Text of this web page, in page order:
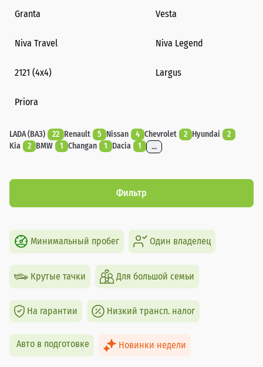
Granta Vesta
Niva Travel Niva Legend
2121 (4x4) Largus
Priora
LADA (ВАЗ) 22 Renault 5 Nissan 4 Chevrolet 2 Hyundai
2
Kia
2 BMW 1 Changan 1 Dacia 1 ...
Фильтр
Минимальный пробег Один владелец
Крутые тачки Для большой семьи
На гарантии Низкий трансп. налог
Авто в подготовке Новинки недели